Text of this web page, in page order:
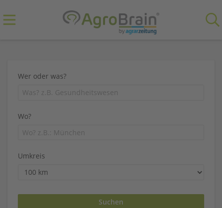
Wer oder was?
Wo?
Umkreis